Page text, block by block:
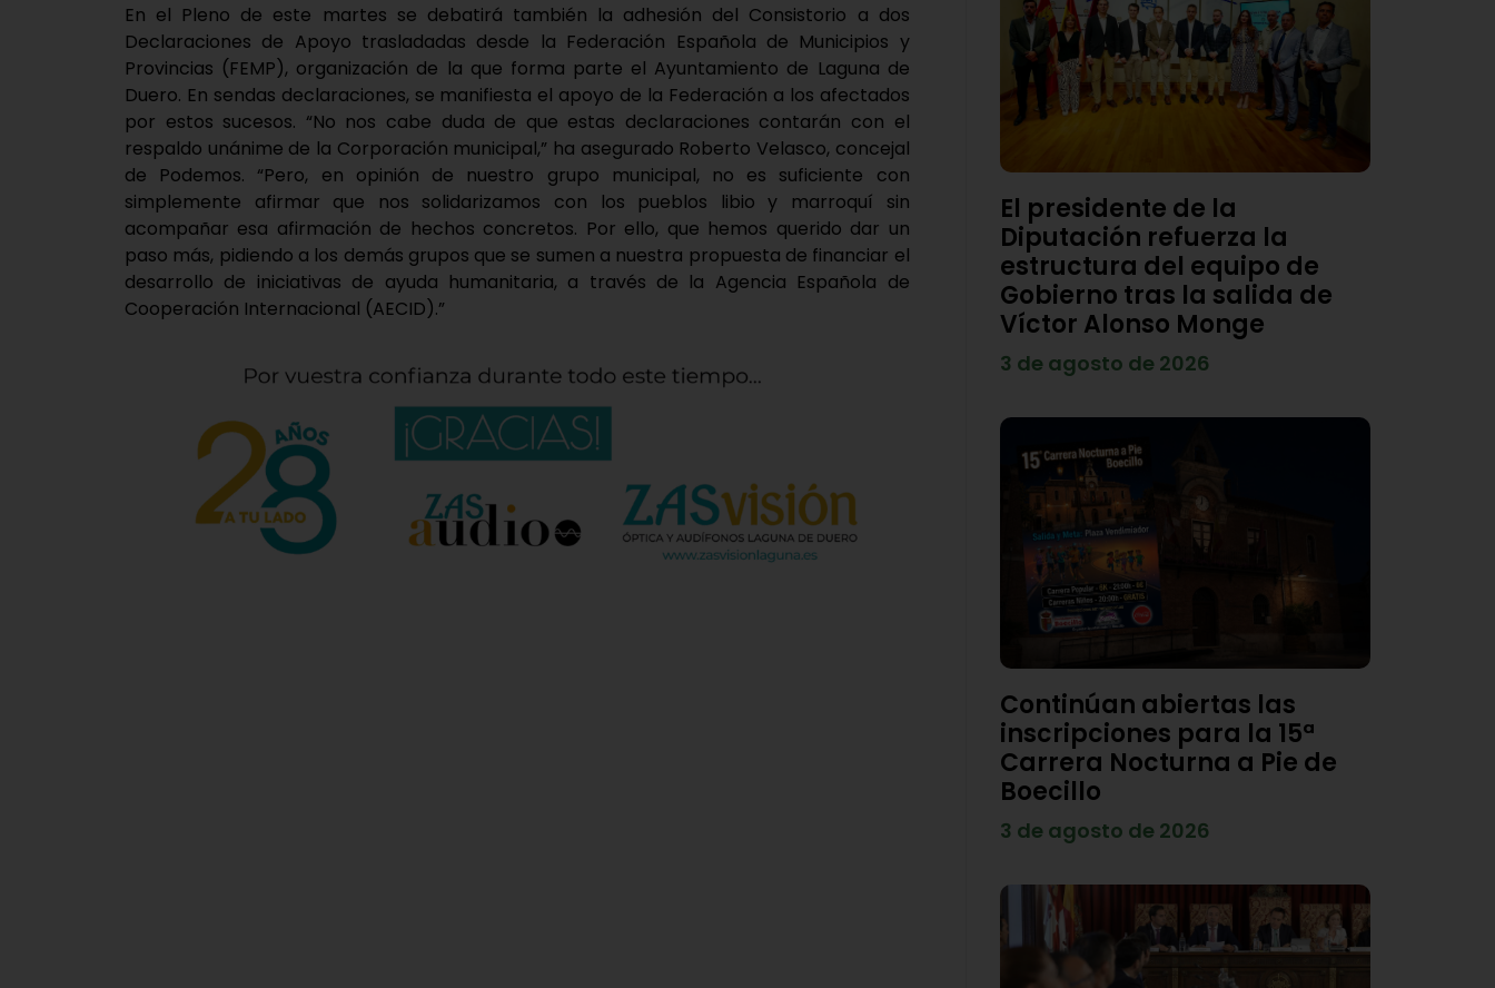
En el Pleno de este martes se debatirá también la adhesión del Consistorio a dos
Declaraciones de Apoyo trasladadas desde la Federación Española de Municipios y
Provincias (FEMP), organización de la que forma parte el Ayuntamiento de Laguna de
Duero. En sendas declaraciones, se manifiesta el apoyo de la Federación a los afectados
por estos sucesos. “No nos cabe duda de que estas declaraciones contarán con el
respaldo unánime de la Corporación municipal,” ha asegurado Roberto Velasco, concejal
de Podemos. “Pero, en opinión de nuestro grupo municipal, no es suficiente con
simplemente afirmar que nos solidarizamos con los pueblos libio y marroquí sin
acompañar esa afirmación de hechos concretos. Por ello, que hemos querido dar un
paso más, pidiendo a los demás grupos que se sumen a nuestra propuesta de financiar el
desarrollo de iniciativas de ayuda humanitaria, a través de la Agencia Española de
Cooperación Internacional (AECID).”
El presidente de la
Diputación refuerza la
estructura del equipo de
Gobierno tras la salida de
Víctor Alonso Monge
3 de agosto de 2026
Continúan abiertas las
inscripciones para la 15ª
Carrera Nocturna a Pie de
Boecillo
3 de agosto de 2026